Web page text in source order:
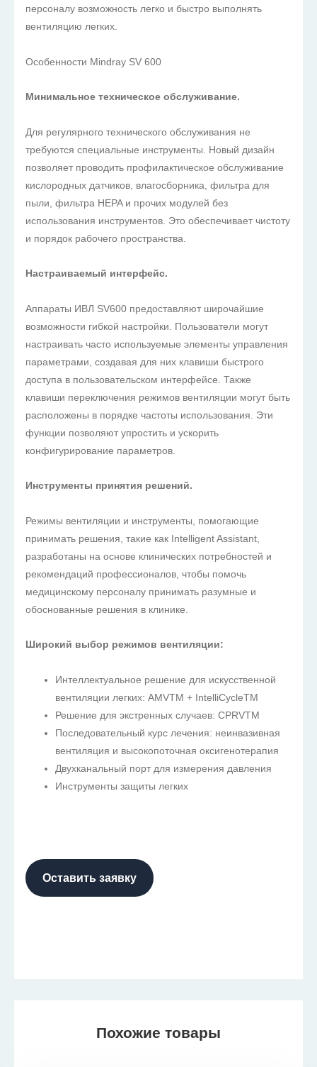
персоналу возможность легко и быстро выполнять
вентиляцию легких.
Особенности Mindray SV 600
Минимальное техническое обслуживание.
Для регулярного технического обслуживания не
требуются специальные инструменты. Новый дизайн
позволяет проводить профилактическое обслуживание
кислородных датчиков, влагосборника, фильтра для
пыли, фильтра HEPA и прочих модулей без
использования инструментов. Это обеспечивает чистоту
и порядок рабочего пространства.
Настраиваемый интерфейс.
Аппараты ИВЛ SV600 предоставляют широчайшие
возможности гибкой настройки. Пользователи могут
настраивать часто используемые элементы управления
параметрами, создавая для них клавиши быстрого
доступа в пользовательском интерфейсе. Также
клавиши переключения режимов вентиляции могут быть
расположены в порядке частоты использования. Эти
функции позволяют упростить и ускорить
конфигурирование параметров.
Инструменты принятия решений.
Режимы вентиляции и инструменты, помогающие
принимать решения, такие как Intelligent Assistant,
разработаны на основе клинических потребностей и
рекомендаций профессионалов, чтобы помочь
медицинскому персоналу принимать разумные и
обоснованные решения в клинике.
Широкий выбор режимов вентиляции:
Интеллектуальное решение для искусственной
вентиляции легких: AMVTM + IntelliCycleTM
Решение для экстренных случаев: CPRVTM
Последовательный курс лечения: неинвазивная
вентиляция и высокопоточная оксигенотерапия
Двухканальный порт для измерения давления
Инструменты защиты легких
Оставить заявку
Похожие товары